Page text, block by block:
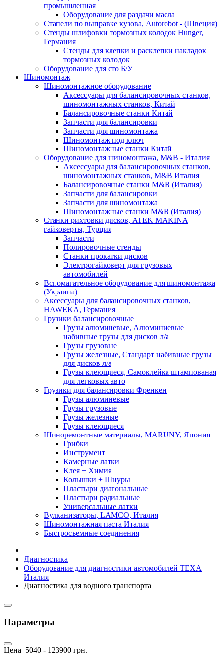
промышленная
Оборудование для раздачи масла
Стапели по выправке кузова, Autorobot - (Швеция)
Стенды шлифовки тормозных колодок Hunger,
Германия
Стенды для клепки и расклепки накладок
тормозных колодок
Оборудование для сто Б/У
Шиномонтаж
Шиномонтажное оборудование
Аксессуары для балансировочных станков,
шиномонтажных станков, Китай
Балансировочные станки Китай
Запчасти для балансировки
Запчасти для шиномонтажа
Шиномонтаж под ключ
Шиномонтажные станки Китай
Оборудование для шиномонтажа, M&B - Италия
Аксессуары для балансировочных станков,
шиномонтажных станков, M&B Италия
Балансировочные станки M&B (Италия)
Запчасти для балансировки
Запчасти для шиномонтажа
Шиномонтажные станки M&B (Италия)
Станки рихтовки дисков, ATEK MAKINA
гайковерты, Турция
Запчасти
Полировочные стенды
Станки прокатки дисков
Электрогайковерт для грузовых
автомобилей
Вспомагательное оборудование для шиномонтажа
(Украина)
Аксессуары для балансировочных станков,
HAWEKA, Германия
Грузики балансировочные
Грузы алюминевые, Алюминиевые
набивные грузы для дисков л/а
Грузы грузовые
Грузы железные, Cтандарт набивные грузы
для дисков л/а
Грузы клеющиеся, Самоклейка штампованая
для легковых авто
Грузики для балансировки Френкен
Грузы алюминевые
Грузы грузовые
Грузы железные
Грузы клеющиеся
Шиноремонтные материалы, MARUNY, Япония
Грибки
Инструмент
Камерные латки
Клея + Химия
Колышки + Шнуры
Пластыри диагональные
Пластыри радиальные
Универсальные латки
Вулканизаторы, LAMCO, Италия
Шиномонтажная паста Италия
Быстросъемные соединения
Диагностика
Оборудование для диагностики автомобилей TEXA
Италия
Диагностика для водного транспорта
Параметры
Цена 5040 - 123900 грн.